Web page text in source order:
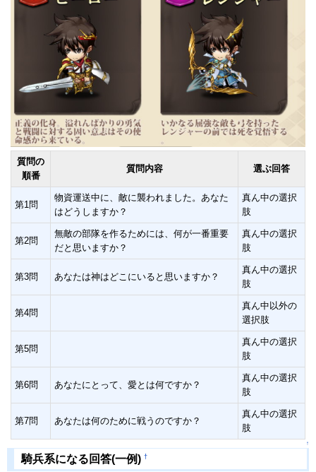
質問の
順番
質問内容 選ぶ回答
第1問
物資運送中に、敵に襲われました。あなた
はどうしますか？
真ん中の選択
肢
第2問
無敵の部隊を作るためには、何が一番重要
だと思いますか？
真ん中の選択
肢
第3問 あなたは神はどこにいると思いますか？
真ん中の選択
肢
第4問
真ん中以外の
選択肢
第5問
真ん中の選択
肢
第6問 あなたにとって、愛とは何ですか？
真ん中の選択
肢
第7問 あなたは何のために戦うのですか？
真ん中の選択
肢
↑
騎兵系になる回答(一例) †